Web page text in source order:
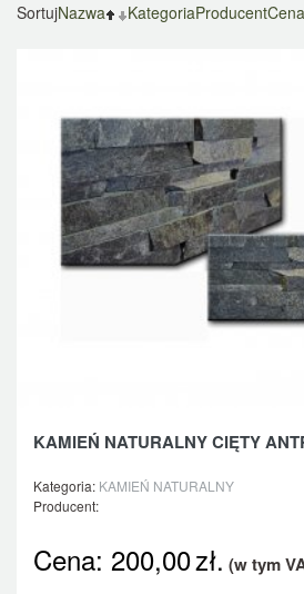
SortujNazwa KategoriaProducentCena
KAMIEŃ NATURALNY CIĘTY
Kategoria: KAMIEŃ NATURALNY
Producent:
Cena: 200,00zł. (w tym